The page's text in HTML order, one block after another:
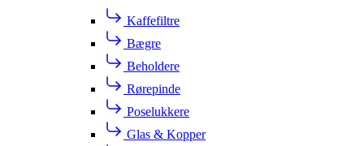
Kaffefiltre
Bægre
Beholdere
Rørepinde
Poselukkere
Glas & Kopper